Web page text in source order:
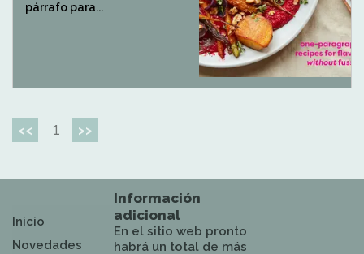
párrafo para...
<< 1 >>
Inicio
Novedades
Información
adicional
En el sitio web pronto
habrá un total de más